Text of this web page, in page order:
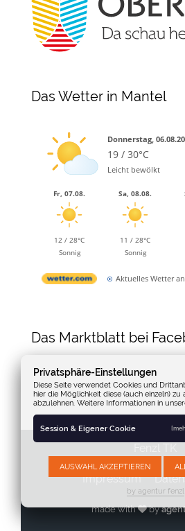
Das Wetter in Mantel
Donnerstag,
19 / 30°C
Leicht bewölkt
Fr, 07.08.
12 / 28°C
Sonnig
Sa, 08.08.
11 / 28°C
Sonnig
Aktuelles Wetter
Das Marktblatt bei
Impressum
made with by
Privatsphäre-Einstellungen
Diese Seite verwendet Cookies und
hier die Möglichkeit diese (auch einzeln) zu
abzulehnen. Weitere Informationen in
Session & Eigener Cookie
by agentur fenzl
AUSWAHL AKZEPTIEREN